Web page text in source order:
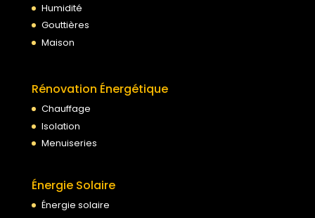
Humidité
Gouttières
Maison
Rénovation Énergétique
Chauffage
Isolation
Menuiseries
Énergie Solaire
Énergie solaire